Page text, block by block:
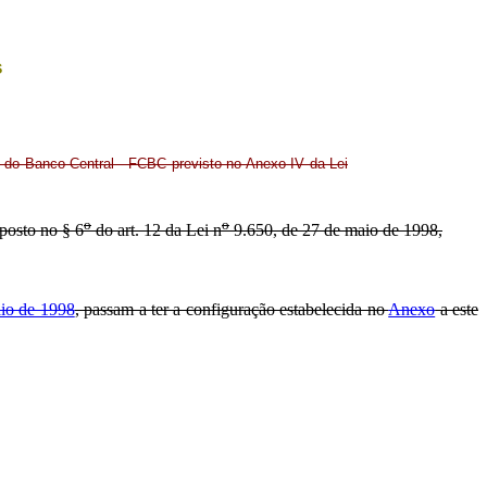
Banco Central - FCBC previsto no Anexo IV da Lei
no § 6odo art. 12 da Lei no9.650, de 27 de maio de 1998,
de 1998, passam a ter a configuração estabelecida noAnexoa este